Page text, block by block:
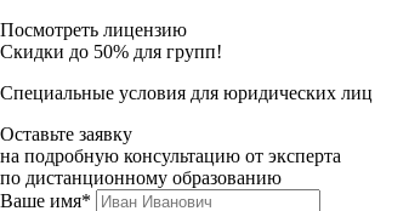
Посмотреть лицензию
Скидки до 50% для групп!
Специальные условия для юридических лиц
Оставьте заявку
на подробную консультацию от эксперта
по дистанционному образованию
Ваше имя*